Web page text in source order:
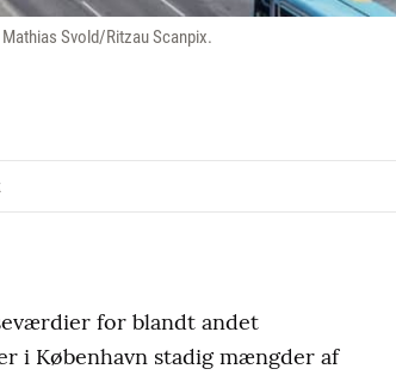
Svold/Ritzau Scanpix.
for blandt andet
i København stadig mængder af